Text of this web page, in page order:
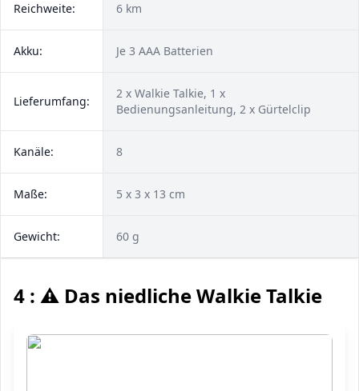
Reichweite: 6 km
Akku: Je 3 AAA Batterien
Lieferumfang:
2 x Walkie Talkie, 1 x
Bedienungsanleitung, 2 x Gürtelclip
Kanäle: 8
Maße: 5 x 3 x 13 cm
Gewicht: 60 g
4 : ⚠️ Das niedliche Walkie Talkie